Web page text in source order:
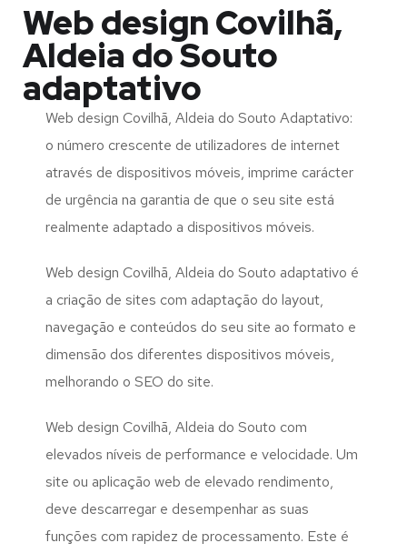
Web design Covilhã,
Aldeia do Souto
adaptativo
Web design Covilhã, Aldeia do Souto Adaptativo:
o número crescente de utilizadores de internet
através de dispositivos móveis, imprime carácter
de urgência na garantia de que o seu site está
realmente adaptado a dispositivos móveis.
Web design Covilhã, Aldeia do Souto adaptativo é
a criação de sites com adaptação do layout,
navegação e conteúdos do seu site ao formato e
dimensão dos diferentes dispositivos móveis,
melhorando o SEO do site.
Web design Covilhã, Aldeia do Souto com
elevados níveis de performance e velocidade. Um
site ou aplicação web de elevado rendimento,
deve descarregar e desempenhar as suas
funções com rapidez de processamento. Este é